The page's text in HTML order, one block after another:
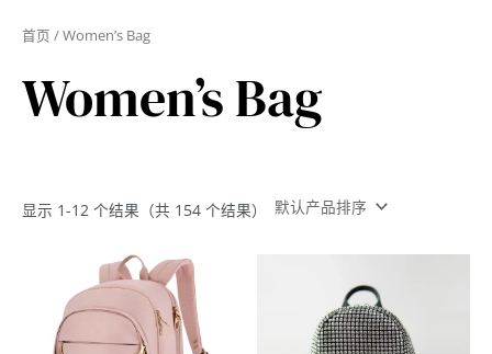
首页 / Women’s Bag
Women’s Bag
显示 1-12 个结果（共 154 个结果）